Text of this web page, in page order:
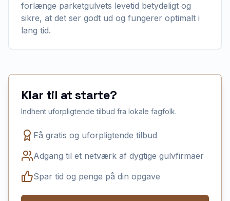
forlænge parketgulvets levetid betydeligt og
sikre, at det ser godt ud og fungerer optimalt i
lang tid.
Klar til at starte?
Indhent uforpligtende tilbud fra lokale fagfolk.
Få gratis og uforpligtende tilbud
Adgang til et netværk af dygtige gulvfirmaer
Spar tid og penge på din opgave